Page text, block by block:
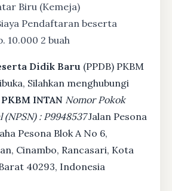
Biru (Kemeja)
Pendaftaran beserta
10.000 2 buah
Didik Baru (PPDB) PKBM
Silahkan menghubungi
PKBM INTAN Nomor Pokok
(NPSN) : P9948537Jalan Pesona
Pesona Blok A No 6,
Cinambo, Rancasari, Kota
40293, Indonesia